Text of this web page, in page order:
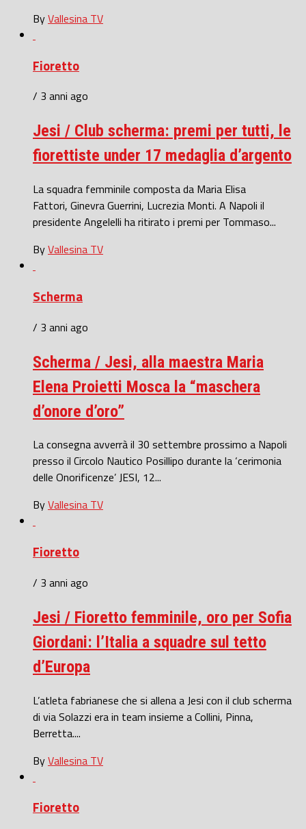
ByVallesina TV
Fioretto
/ 3 anni ago
Jesi / Club scherma: premi per tutti, le
fiorettiste under 17 medaglia d’argento
La squadra femminile composta da Maria Elisa
Fattori, Ginevra Guerrini, Lucrezia Monti. A Napoli il
presidente Angelelli ha ritirato i premi per Tommaso...
ByVallesina TV
Scherma
/ 3 anni ago
Scherma / Jesi, alla maestra Maria
Elena Proietti Mosca la “maschera
d’onore d’oro”
La consegna avverrà il 30 settembre prossimo a Napoli
presso il Circolo Nautico Posillipo durante la ‘cerimonia
delle Onorificenze’ JESI, 12...
ByVallesina TV
Fioretto
/ 3 anni ago
Jesi / Fioretto femminile, oro per Sofia
Giordani: l’Italia a squadre sul tetto
d’Europa
L’atleta fabrianese che si allena a Jesi con il club scherma
di via Solazzi era in team insieme a Collini, Pinna,
Berretta....
ByVallesina TV
Fioretto